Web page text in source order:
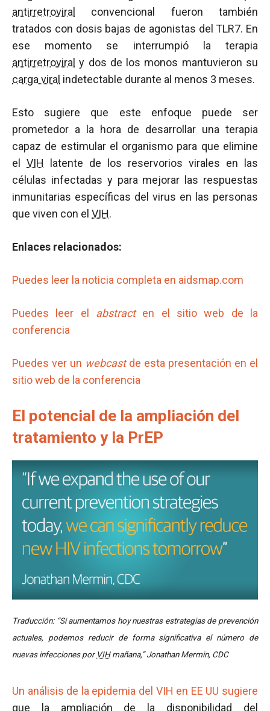
antirretroviral convencional fueron también
tratados con dosis bajas de agonistas del TLR7. En
ese momento se interrumpió la terapia
antirretroviral y dos de los monos mantuvieron su
carga viral indetectable durante al menos 3 meses.
Esto sugiere que este enfoque puede ser
prometedor a la hora de desarrollar una terapia
capaz de estimular el organismo para que elimine
el VIH latente de los reservorios virales en las
células infectadas y para mejorar las respuestas
inmunitarias específicas del virus en las personas
que viven con el VIH.
Enlaces relacionados:
Puedes leer la noticia completa en aidsmap.com
Puedes leer el abstracten el sitio web de la
conferencia
Puedes ver un webcastde esta presentación en el
sitio web de la conferencia
El potencial de la ampliación del
tratamiento y la PrEP
Traducción: “Si aumentamos hoy nuestras estrategias de prevención
actuales, podemos reducir de forma significativa el número de
nuevas infecciones por VIHmañana,” Jonathan Mermin, CDC
Un análisis de la epidemia del VIH en EE UU sugiere
que la ampliación de la disponibilidad del